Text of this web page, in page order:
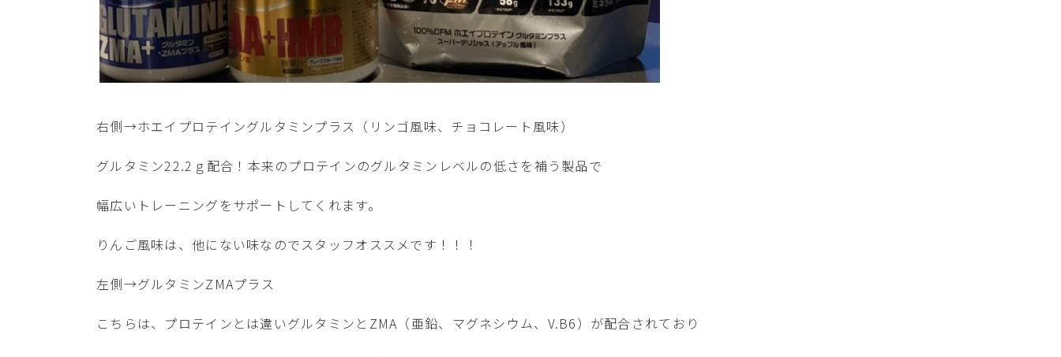
右側→ホエイプロテイングルタミンプラス（リンゴ風味、チョコレート風味）
グルタミン22.2ｇ配合！本来のプロテインのグルタミンレベルの低さを補う製品で
幅広いトレーニングをサポートしてくれます。
りんご風味は、他にない味なのでスタッフオススメです！！！
左側→グルタミンZMAプラス
こちらは、プロテインとは違いグルタミンとZMA（亜鉛、マグネシウム、V.B6）が配合されており